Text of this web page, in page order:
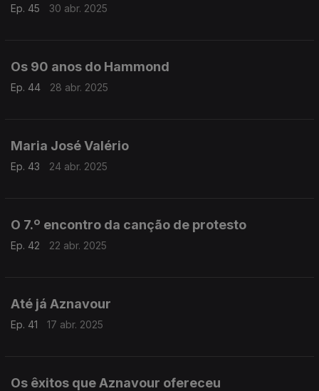
Ep. 45 30 abr. 2025
Os 90 anos do Hammond
Ep. 44 28 abr. 2025
Maria José Valério
Ep. 43 24 abr. 2025
O 7.º encontro da canção de protesto
Ep. 42 22 abr. 2025
Até já Aznavour
Ep. 41 17 abr. 2025
Os êxitos que Aznavour ofereceu